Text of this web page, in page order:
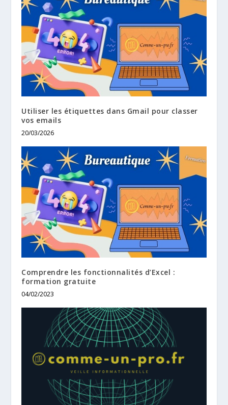
Utiliser les étiquettes dans Gmail pour classer
vos emails
20/03/2026
Comprendre les fonctionnalités d’Excel :
formation gratuite
04/02/2023